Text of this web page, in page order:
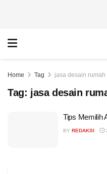
Home Tag jasa desain rumah
Tag: jasa desain
Tips Memilih
BY REDAKSI